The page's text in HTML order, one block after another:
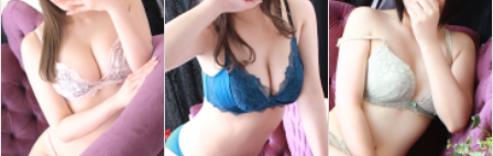
コメント：まりあさんと再会してきました！ 前回お会いしてから1年が経って
いましたが、まりあさんは相変わらずの可愛さと素敵な笑顔でテンションが上
がります。 差し入れにちょっとしたプレゼントを持参したのですが、1年前に
お渡しした手土産も覚えてくれていて、ホスピタリティの高さを感じました✨️
トークも盛り上がり、一息ついたタイミングでシャワーからベッドへ。 写メ日
記でも披露されている美しすぎるスタイルはほんと綺麗で、触れ合っているだ
けで幸せです。まりあさんは受けも攻めも最高で素晴らしい時間を過ごせまし